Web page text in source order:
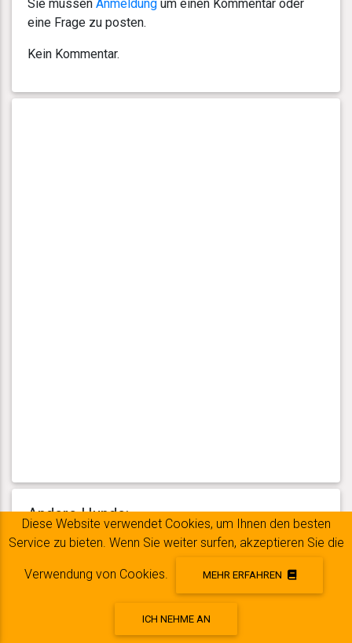
Sie müssen Anmeldung um einen Kommentar oder
eine Frage zu posten.
Kein Kommentar.
Andere Hunde:
Unten sind andere Hunde mit ähnlichen Eigenschaften.
vergleichen, indem Sie durchführeneine Suche
Diese Website verwendet Cookies, um Ihnen den besten
Service zu bieten. Wenn Sie weiter surfen, akzeptieren Sie die
Verwendung von Cookies. MEHR ERFAHREN
ICH NEHME AN